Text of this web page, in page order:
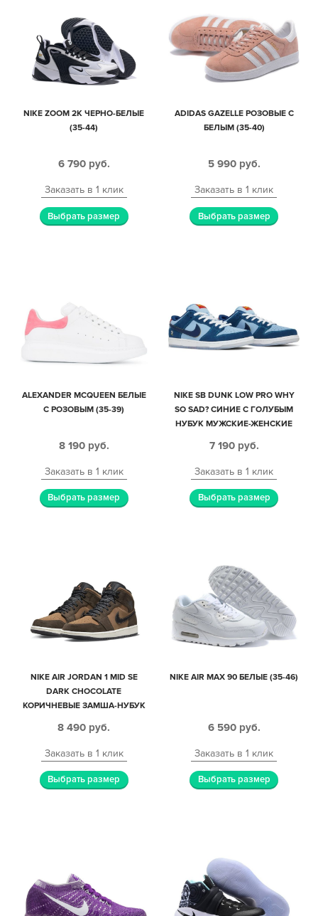
NIKE ZOOM 2K ЧЕРНО-БЕЛЫЕ
(35-44)
6 790 руб.
Заказать в 1 клик
Выбрать размер
ADIDAS GAZELLE РОЗОВЫЕ С
БЕЛЫМ (35-40)
5 990 руб.
Заказать в 1 клик
Выбрать размер
ALEXANDER MCQUEEN БЕЛЫЕ
С РОЗОВЫМ (35-39)
8 190 руб.
Заказать в 1 клик
Выбрать размер
NIKE SB DUNK LOW PRO WHY
SO SAD? CИНИЕ С ГОЛУБЫМ
НУБУК МУЖСКИЕ-ЖЕНСКИЕ
7 190 руб.
Заказать в 1 клик
Выбрать размер
NIKE AIR JORDAN 1 MID SE
DARK CHOCOLATE
КОРИЧНЕВЫЕ ЗАМША-НУБУК
8 490 руб.
Заказать в 1 клик
Выбрать размер
NIKE AIR MAX 90 БЕЛЫЕ (35-46)
6 590 руб.
Заказать в 1 клик
Выбрать размер